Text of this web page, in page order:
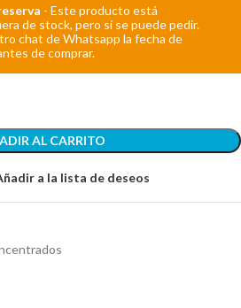
AL CARRITO
a la lista de deseos